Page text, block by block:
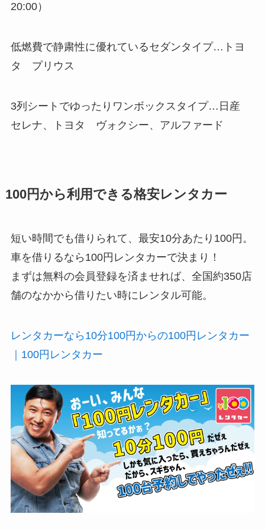
20:00）
低燃費で静粛性に優れているセダンタイプ…トヨ
タ プリウス
3列シートでゆったりワンボックスタイプ…日産
セレナ、トヨタ ヴォクシー、アルファード
100円から利用できる格安レンタカー
短い時間でも借りられて、最安10分あたり100円。
車を借りるなら100円レンタカーで決まり！
まずは無料の会員登録を済ませれば、全国約350店
舗のなかから借りたい時にレンタル可能。
レンタカーなら10分100円からの100円レンタカー
｜100円レンタカー